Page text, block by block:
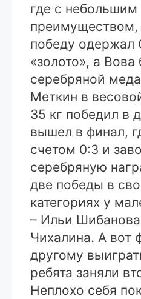
где с небольшим
преимуществом,
победу одержал
«золото», а
серебряной
Меткин в
35 кг победил в
вышел в финал,
счетом 0:3 и
серебряную
две победы в
категориях у
– Ильи
Чихалина. А вот
другому
ребята заняли
Неплохо себя